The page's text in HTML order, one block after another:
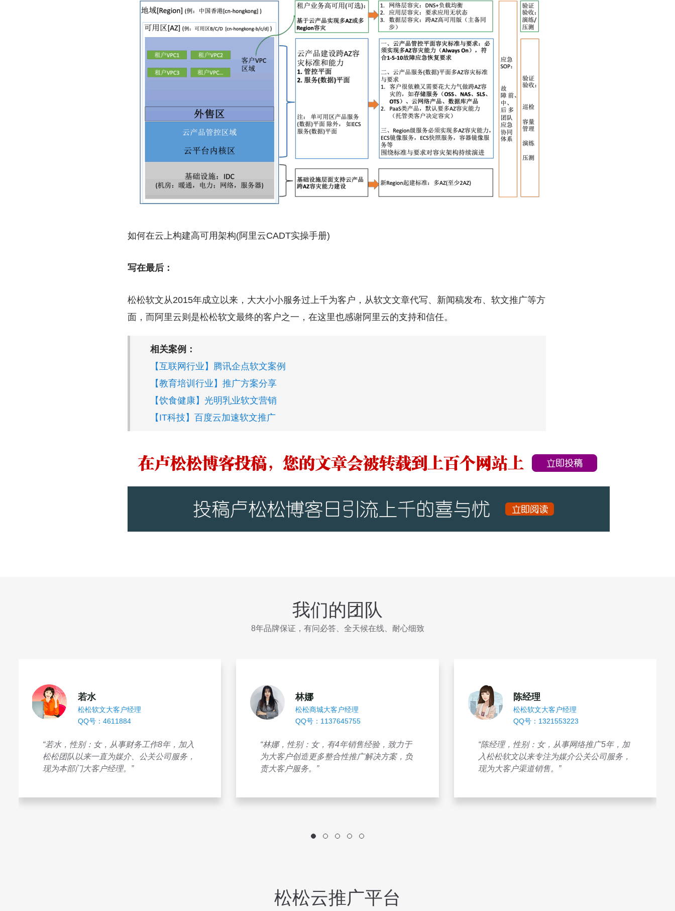
如何在云上构建高可用架构(阿里云CADT实操手册)
写在最后：
松松软文从2015年成立以来，大大小小服务过上千为客户，从软文文章代写、新闻稿发布、软文推广等方
面，而阿里云则是松松软文最终的客户之一，在这里也感谢阿里云的支持和信任。
相关案例：
【互联网行业】腾讯企点软文案例
【教育培训行业】推广方案分享
【饮食健康】光明乳业软文营销
【IT科技】百度云加速软文推广
我们的团队
8年品牌保证，有问必答、全天候在线、耐心细致
若水
松松软文大客户经理
QQ号：4611884
“若水，性别：女，从事财务工作8年，加入
松松团队以来一直为媒介、公关公司服务，
现为本部门大客户经理。”
林娜
松松商城大客户经理
QQ号：1137645755
“林娜，性别：女，有4年销售经验，致力于
为大客户创造更多整合性推广解决方案，负
责大客户服务。”
陈经理
松松软文大客户经理
QQ号：1321553223
“陈经理，性别：女，从事网络推广5年，加
入松松软文以来专注为媒介公关公司服务，
现为大客户渠道销售。”
松松云推广平台